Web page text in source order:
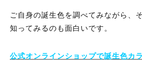
ご自身の誕生色を調べてみながら、
知ってみるのも面白いです。
公式オンラインショップで誕生色カ